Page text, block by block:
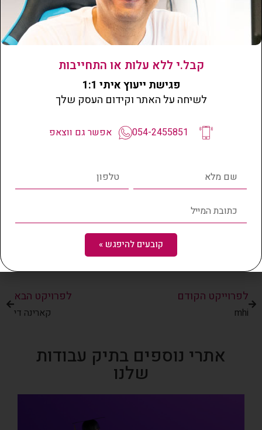
עמוד פנימי
לפרוייקט הקודם
mhi
לפרויקט הבא
קארינה די
אתרי נוספים בתיק עבודות
שלנו
קבל.י ללא עלות או התחייבות
פגישת ייעוץ איתי 1:1
לשיחה על האתר וקידום העסק שלך
אפשר גם ווצאפ
קובעים להיפגש »